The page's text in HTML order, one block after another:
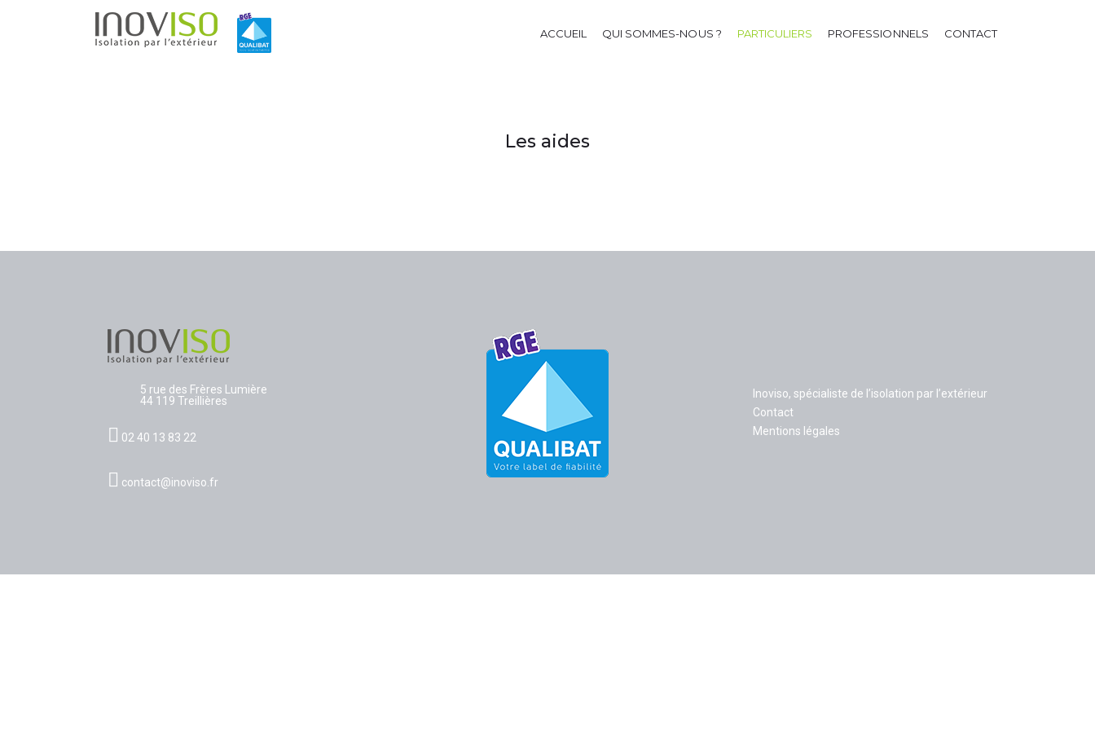
ACCUEIL QUI SOMMES-NOUS ? PARTICULIERS PROFESSIONNELS CONTACT
Les aides
5 rue des Frères Lumière
44 119 Treillières
02 40 13 83 22
contact@inoviso.fr
Inoviso, spécialiste de l’isolation par l’extérieur
Contact
Mentions légales